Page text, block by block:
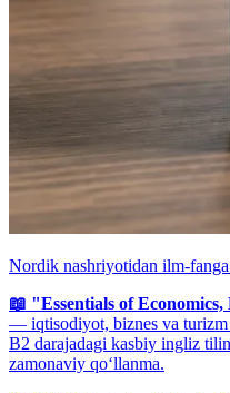
Nordik nashriyotidan ilm-
📖 "Essentials of
— iqtisodiyot, biznes va turizm
B2 darajadagi kasbiy ingliz
zamonaviy qo‘llanma.